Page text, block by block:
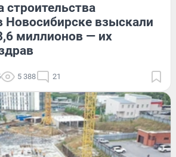
строительства
Новосибирске взыскали
миллионов — их
5 388 21